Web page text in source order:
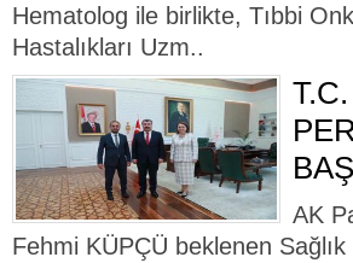
Hematolog ile birlikte, Tıbbi
Hastalıkları Uzm..
AK
Fehmi KÜPÇÜ beklenen Sağlık